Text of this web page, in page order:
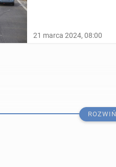
21 marca 2024, 08:00
ROZWIŃ